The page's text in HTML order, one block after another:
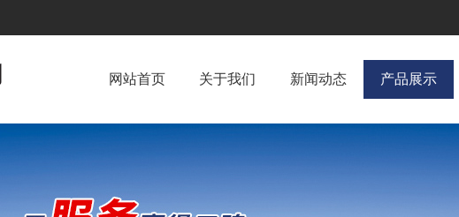
网站首页 关于我们 新闻动态 产品展示